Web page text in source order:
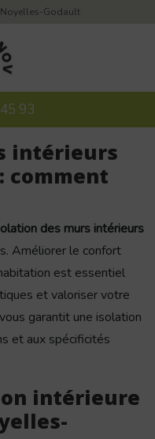
Godault
93
intérieurs
comment
des murs intérieurs
Améliorer le confort
est essentiel
et valoriser votre
garantit une isolation
et aux spécificités
intérieure